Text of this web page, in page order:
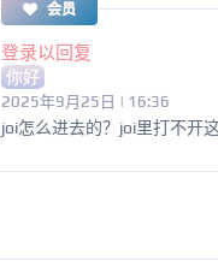
会员
登录以回复
你好
2025年9月25日 | 16:36
joi怎么进去的？joi里打不开